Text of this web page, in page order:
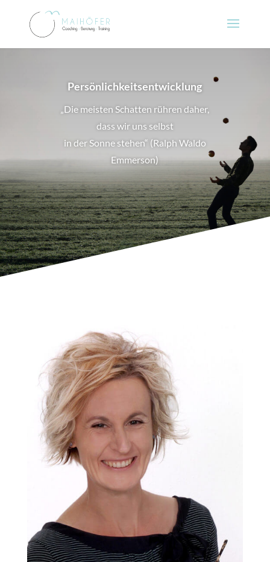
Persönlichkeitsentwicklung
„Die meisten Schatten rühren daher,
dass wir uns selbst
in der Sonne stehen“ (Ralph Waldo
Emmerson)